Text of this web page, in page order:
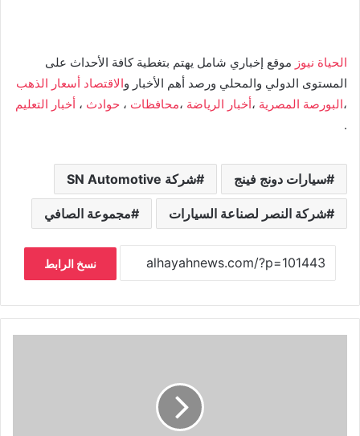
الحياة نيوز موقع إخباري شامل يهتم بتغطية كافة الأحداث على
المستوى الدولي والمحلي ورصد أهم الأخبار والاقتصاد أسعار الذهب
،البورصة المصرية ،أخبار الرياضة ،محافظات ، حوادث ، أخبار التعليم
.
سيارات دونج فينج شركة SN Automotive
شركة النصر لصناعة السيارات مجموعة الصافي
نسخ الرابط